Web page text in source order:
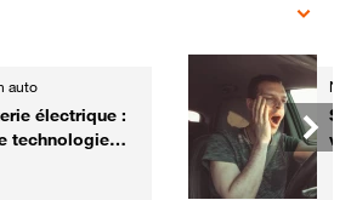
auto
électrique :
technologie